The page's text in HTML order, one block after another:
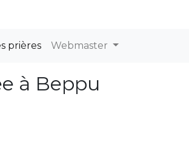
prières Webmaster
à Beppu